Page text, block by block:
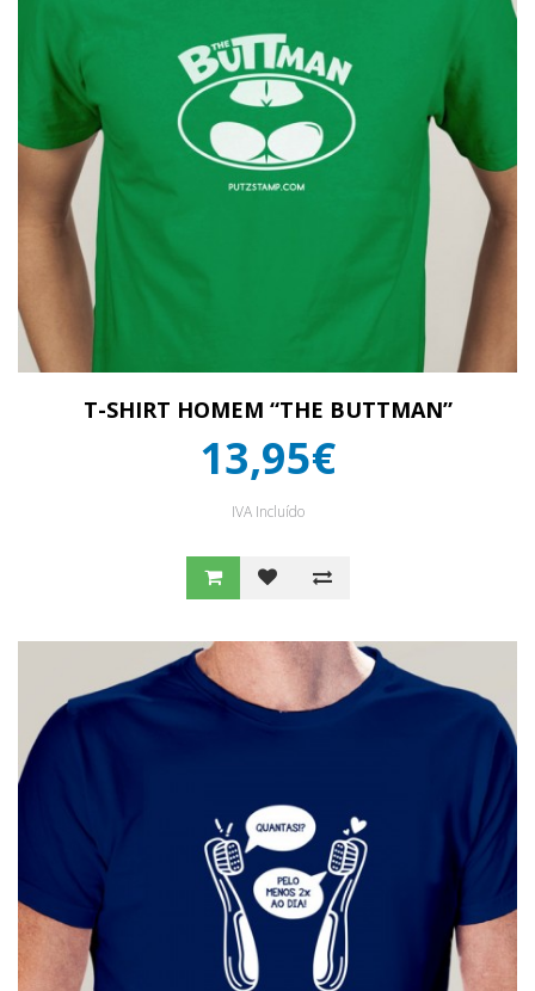
T-SHIRT HOMEM “THE BUTTMAN”
13,95€
IVA Incluído